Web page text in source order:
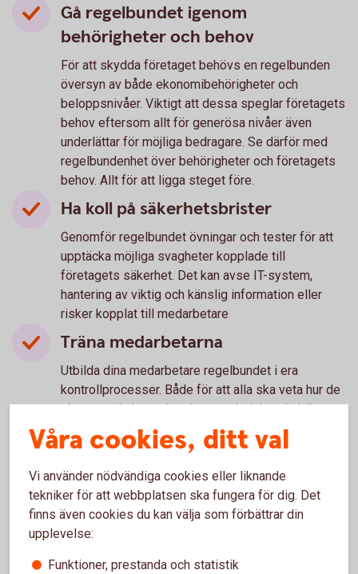
Gå regelbundet igenom
behörigheter och behov
För att skydda företaget behövs en regelbunden
översyn av både ekonomibehörigheter och
beloppsnivåer. Viktigt att dessa speglar företagets
behov eftersom allt för generösa nivåer även
underlättar för möjliga bedragare. Se därför med
regelbundenhet över behörigheter och företagets
behov. Allt för att ligga steget före.
Ha koll på säkerhetsbrister
Genomför regelbundet övningar och tester för att
upptäcka möjliga svagheter kopplade till
företagets säkerhet. Det kan avse IT-system,
hantering av viktig och känslig information eller
risker kopplat till medarbetare
Träna medarbetarna
Utbilda dina medarbetare regelbundet i era
kontrollprocesser. Både för att alla ska veta hur de
ska agera i vissa situationer, och risker de bör vara
extra uppmärksamma på. Särskilt om de innehar
känsliga positioner med större befogenhet. Till
Om det ändå händer - spara
underlag
omgående banken och informera vad som hänt.
Våra cookies, ditt val
Vi använder nödvändiga cookies eller liknande
tekniker för att webbplatsen ska fungera för dig. Det
finns även cookies du kan välja som förbättrar din
upplevelse:
Funktioner, prestanda och statistik